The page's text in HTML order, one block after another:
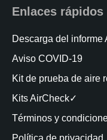
Enlaces rápidos
Descarga del informe
Aviso COVID-19
Kit de prueba de aire
Kits AirCheck✓
Términos y
Política de privacidad